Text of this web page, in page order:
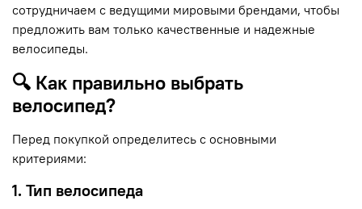
сотрудничаем с ведущими мировыми брендами, чтобы
предложить вам только качественные и надежные
велосипеды.
🔍 Как правильно выбрать
велосипед?
Перед покупкой определитесь с основными
критериями:
1. Тип велосипеда